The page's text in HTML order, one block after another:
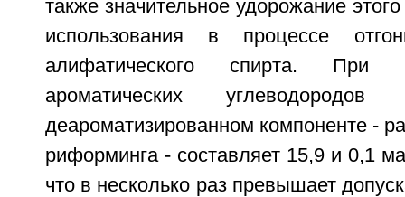
также значительное удорожание
использования в процессе
алифатического спирта. При
ароматических
деароматизированном компоненте -
риформинга - составляет 15,9 и 0,1
что в несколько раз превышает